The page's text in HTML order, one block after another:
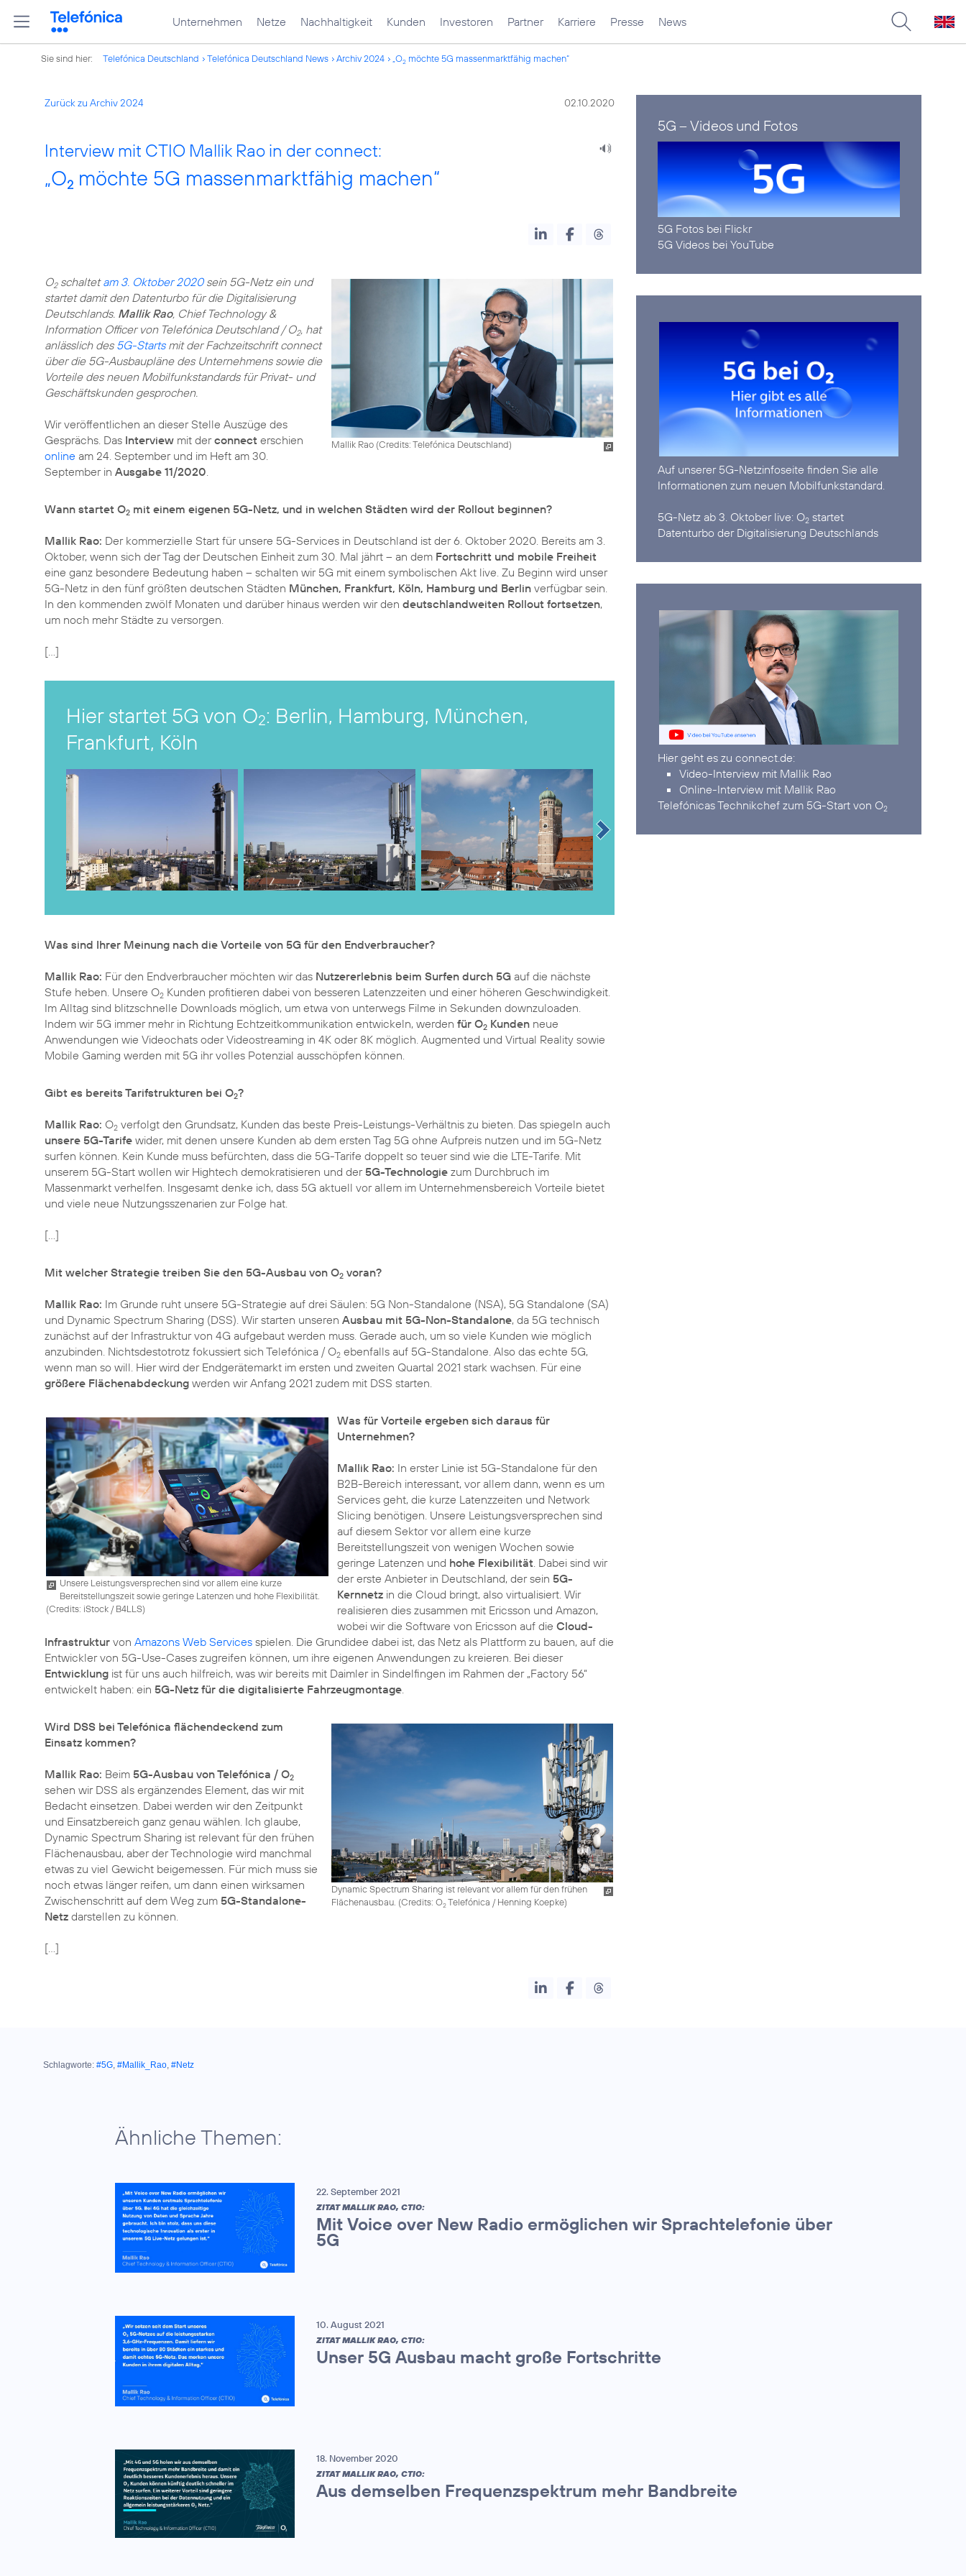
Unternehmen Netze Nachhaltigkeit Kunden Investoren Partner Karriere Presse News
Sie sind hier: Telefónica Deutschland Telefónica Deutschland News Archiv 2024 „O2 möchte 5G massenmarktfähig machen“
Zurück zu Archiv 2024 02.10.2020
Interview mit CTIO Mallik Rao in der connect:
„O2 möchte 5G massenmarktfähig machen“
Mallik Rao (Credits: Telefónica Deutschland)
O2schaltetam 3. Oktober 2020sein 5G-Netz ein und
startet damit den Datenturbo für die Digitalisierung
Deutschlands. Mallik Rao, Chief Technology &
Information Officer von Telefónica Deutschland / O2, hat
anlässlich des 5G-Startsmit der Fachzeitschrift connect
über die 5G-Ausbaupläne des Unternehmens sowie die
Vorteile des neuen Mobilfunkstandards für Privat- und
Geschäftskunden gesprochen.
Wir veröffentlichen an dieser Stelle Auszüge des
Gesprächs. Das Interview mit derconnect erschien
online am 24. September und im Heft am 30.
September in Ausgabe 11/2020.
Wann startet O2 mit einem eigenen 5G-Netz, und in welchen Städten wird der Rollout beginnen?
Mallik Rao: Der kommerzielle Start für unsere 5G-Services in Deutschland ist der 6. Oktober 2020. Bereits am 3.
Oktober, wenn sich der Tag der Deutschen Einheit zum 30. Mal jährt – an dem Fortschritt und mobile Freiheit
eine ganz besondere Bedeutung haben – schalten wir 5G mit einem symbolischen Akt live. Zu Beginn wird unser
5G-Netz in den fünf größten deutschen Städten München, Frankfurt, Köln, Hamburg und Berlin verfügbar sein.
In den kommenden zwölf Monaten und darüber hinaus werden wir den deutschlandweiten Rollout fortsetzen,
um noch mehr Städte zu versorgen.
[…]
Hier startet 5G von O2: Berlin, Hamburg, München,
Frankfurt, Köln
Was sind Ihrer Meinung nach die Vorteile von 5G für den Endverbraucher?
Mallik Rao: Für den Endverbraucher möchten wir das Nutzererlebnis beim Surfen durch 5G auf die nächste
Stufe heben. Unsere O2 Kunden profitieren dabei von besseren Latenzzeiten und einer höheren Geschwindigkeit.
Im Alltag sind blitzschnelle Downloads möglich, um etwa von unterwegs Filme in Sekunden downzuloaden.
Indem wir 5G immer mehr in Richtung Echtzeitkommunikation entwickeln, werden für O2 Kunden neue
Anwendungen wie Videochats oder Videostreaming in 4K oder 8K möglich. Augmented und Virtual Reality sowie
Mobile Gaming werden mit 5G ihr volles Potenzial ausschöpfen können.
Gibt es bereits Tarifstrukturen bei O2?
Mallik Rao: O2 verfolgt den Grundsatz, Kunden das beste Preis-Leistungs-Verhältnis zu bieten. Das spiegeln auch
unsere 5G-Tarife wider, mit denen unsere Kunden ab dem ersten Tag 5G ohne Aufpreis nutzen und im 5G-Netz
surfen können. Kein Kunde muss befürchten, dass die 5G-Tarife doppelt so teuer sind wie die LTE-Tarife. Mit
unserem 5G-Start wollen wir Hightech demokratisieren und der5G-Technologie zum Durchbruch im
Massenmarkt verhelfen. Insgesamt denke ich, dass 5G aktuell vor allem im Unternehmensbereich Vorteile bietet
und viele neue Nutzungsszenarien zur Folge hat.
[…]
Mit welcher Strategie treiben Sie den 5G-Ausbau von O2 voran?
Mallik Rao: Im Grunde ruht unsere 5G-Strategie auf drei Säulen: 5G Non-Standalone (NSA), 5G Standalone (SA)
und Dynamic Spectrum Sharing (DSS). Wir starten unseren Ausbau mit 5G-Non-Standalone, da 5G technisch
zunächst auf der Infrastruktur von 4G aufgebaut werden muss. Gerade auch, um so viele Kunden wie möglich
anzubinden. Nichtsdestotrotz fokussiert sich Telefónica / O2 ebenfalls auf 5G-Standalone. Also das echte 5G,
wenn man so will. Hier wird der Endgerätemarkt im ersten und zweiten Quartal 2021 stark wachsen. Für eine
größere Flächenabdeckung werden wir Anfang 2021 zudem mit DSS starten.
Unsere Leistungsversprechen sind vor allem eine kurze
Bereitstellungszeit sowie geringe Latenzen und hohe Flexibilität.
(Credits: iStock / B4LLS)
Was für Vorteile ergeben sich daraus für
Unternehmen?
Mallik Rao: In erster Linie ist 5G-Standalone für den
B2B-Bereich interessant, vor allem dann, wenn es um
Services geht, die kurze Latenzzeiten und Network
Slicing benötigen. Unsere Leistungsversprechen sind
auf diesem Sektor vor allem eine kurze
Bereitstellungszeit von wenigen Wochen sowie
geringe Latenzen und hohe Flexibilität. Dabei sind wir
der erste Anbieter in Deutschland, der sein 5G-
Kernnetzin die Cloud bringt, also virtualisiert. Wir
realisieren dies zusammen mit Ericsson und Amazon,
wobei wir die Software von Ericsson auf die Cloud-
Infrastruktur von Amazons Web Services spielen. Die Grundidee dabei ist, das Netz als Plattform zu bauen, auf die
Entwickler von 5G-Use-Cases zugreifen können, um ihre eigenen Anwendungen zu kreieren. Bei dieser
Entwicklung ist für uns auch hilfreich, was wir bereits mit Daimler in Sindelfingen im Rahmen der „Factory 56“
entwickelt haben: ein 5G-Netz für die digitalisierte Fahrzeugmontage.
Dynamic Spectrum Sharing ist relevant vor allem für den frühen
Flächenausbau. (Credits: O2Telefónica / Henning Koepke)
Wird DSS bei Telefónica flächendeckend zum
Einsatz kommen?
Mallik Rao: Beim 5G-Ausbau von Telefónica / O2
sehen wir DSS als ergänzendes Element, das wir mit
Bedacht einsetzen. Dabei werden wir den Zeitpunkt
und Einsatzbereich ganz genau wählen. Ich glaube,
Dynamic Spectrum Sharing ist relevant für den frühen
Flächenausbau, aber der Technologie wird manchmal
etwas zu viel Gewicht beigemessen. Für mich muss sie
noch etwas länger reifen, um dann einen wirksamen
Zwischenschritt auf dem Weg zum 5G-Standalone-
Netz darstellen zu können.
[…]
5G – Videos und Fotos
5G Fotos bei Flickr
5G Videos bei YouTube
Auf unserer 5G-Netzinfoseite finden Sie alle
Informationen zum neuen Mobilfunkstandard.
5G-Netz ab 3. Oktober live: O2 startet
Datenturbo der Digitalisierung Deutschlands
Video-Interview mit Mallik Rao
Online-Interview mit Mallik Rao
Telefónicas Technikchef zum 5G-Start von O2
Schlagworte: #5G, #Mallik_Rao, #Netz
Ähnliche Themen:
22. September 2021
ZITAT MALLIK RAO, CTIO:
Mit Voice over New Radio ermöglichen wir Sprachtelefonie über
5G
10. August 2021
ZITAT MALLIK RAO, CTIO:
Unser 5G Ausbau macht große Fortschritte
18. November 2020
ZITAT MALLIK RAO, CTIO:
Aus demselben Frequenzspektrum mehr Bandbreite